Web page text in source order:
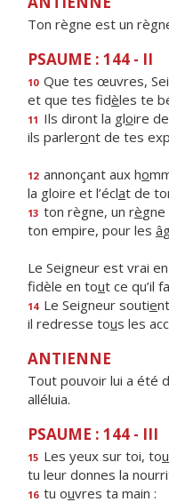
Ton règne est un
PSAUME : 144 - II
10 Que tes œuvres,
et que tes fidèles te
11 Ils diront la gloire
ils parleront de tes
12 annonçant aux ho
la gloire et l’éclat de
13 ton règne, un rè
ton empire, pour les â
Le Seigneur est vrai
fidèle en tout ce qu’il
14 Le Seigneur soutie
il redresse tous les
ANTIENNE
Tout pouvoir lui a été
alléluia.
PSAUME : 144 - III
15 Les yeux sur toi, tou
tu leur donnes la
16 tu ouvres ta main :